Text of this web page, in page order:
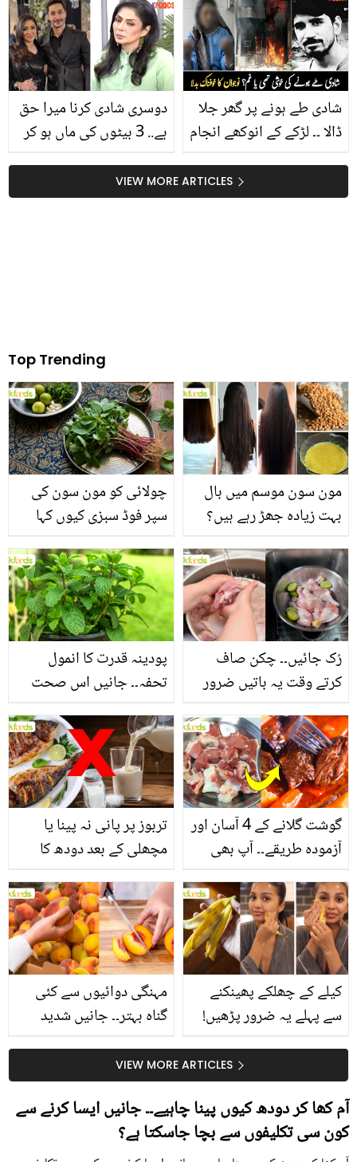
استعمال کیا؟
خوش نصیب بچہ اب کس
حالت میں ہے؟
دوسری شادی کرنا میرا حق
ہے.. 3 بیٹوں کی ماں ہو کر
ہوگیا تھا؟ صائمہ قریشی
کے انکشافات
شادی طے ہونے پر گھر جلا
ڈالا ۔۔ لڑکے کے انوکھے انجام
VIEW MORE ARTICLES
Top Trending
چولائی کو مون سون کی
سپر فوڈ سبزی کیوں کہا
منرلز اور اینٹی آکسیڈنٹس
سے بھرپور اس سبزی کے
فائدے
مون سون موسم میں بال
بہت زیادہ جھڑ رہے ہیں؟
بنانے کے چند قدرتی طریقے
پودینہ قدرت کا انمول
تحفہ۔۔ جانیں اس صحت
انگیز طبی فوائد
رُک جائیں۔۔ چکن صاف
کرتے وقت یہ باتیں ضرور
تربوز پر پانی نہ پینا یا
مچھلی کے بعد دودھ کا
سے متعلق غلط فہمیوں کی
حقیقت کیا ہے اور افواہ
کیا؟
گوشت گلانے کے 4 آسان اور
آزمودہ طریقے۔۔ آپ بھی
بتائے راز
مہنگی دوائیوں سے کئی
گناہ بہتر۔۔ جانیں شدید
کیوں کھانا چاہیے؟
کیلے کے چھلکے پھینکنے
سے پہلے یہ ضرور پڑھیں!
سستا اور قدرتی حلVIEW MORE ARTICLES
آم کھا کر دودھ کیوں پینا چاہیے۔۔ جانیں ایسا کرنے سے
کون سی تکلیفوں سے بچا جاسکتا ہے؟